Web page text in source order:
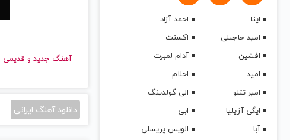
اینا
احمد آزاد
امید حاجیلی
اکسنت
افشین
آدام لمبرت
امید
احلام
امیر تتلو
الی گولدینگ
ایگی آزیلیا
ابی
آبا
الویس پریسلی
آهنگ جدید
دانلود آهنگ ایرانی